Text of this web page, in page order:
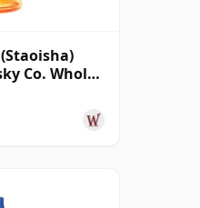
Co. Whole
7 jaar oud